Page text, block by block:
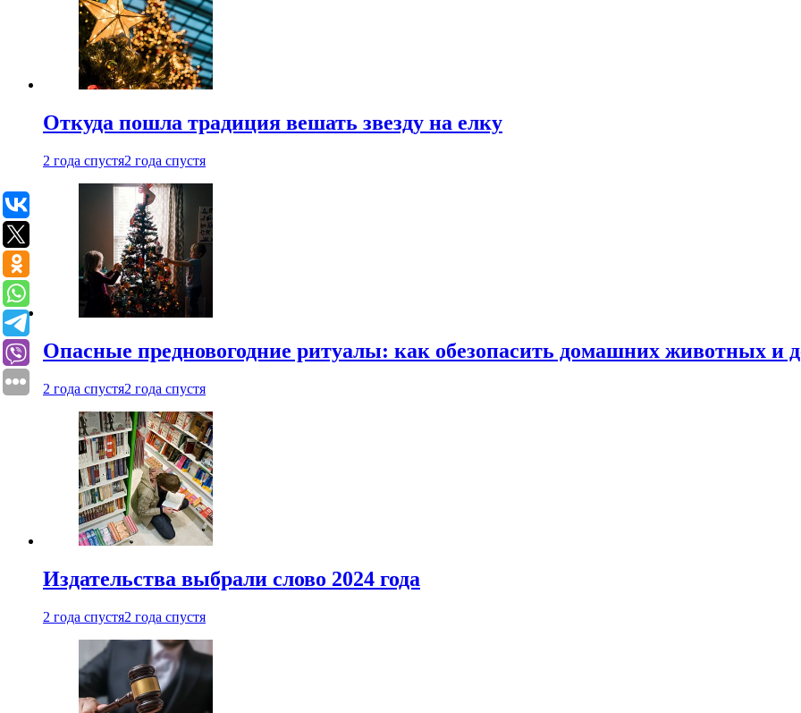
Откуда пошла традиция вешать звезду на елку
2 года спустя2 года спустя
Опасные предновогодние ритуалы: как обезопасить домашних животных и
2 года спустя2 года спустя
Издательства выбрали слово 2024 года
2 года спустя2 года спустя